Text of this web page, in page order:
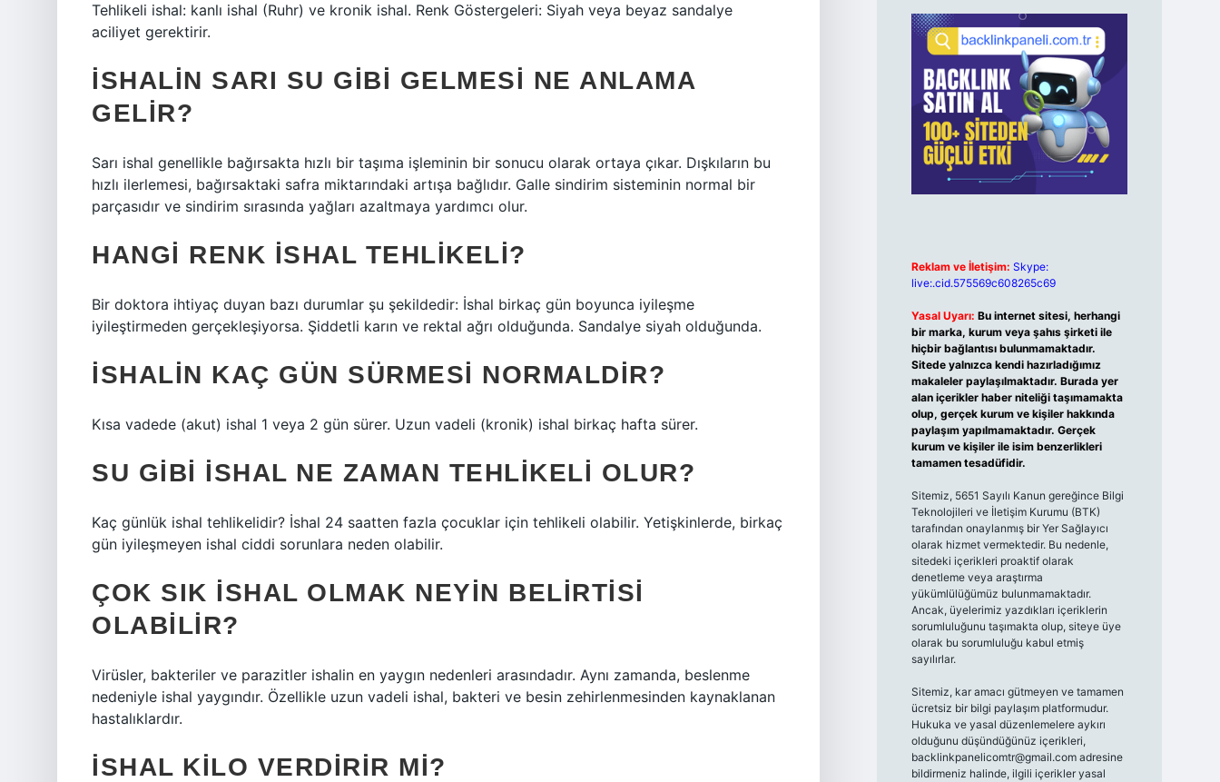
Tehlikeli ishal: kanlı ishal (Ruhr) ve kronik ishal. Renk Göstergeleri: Siyah veya beyaz sandalye
aciliyet gerektirir.
İSHALIN SARI SU GIBI GELMESI NE ANLAMA
GELIR?
Sarı ishal genellikle bağırsakta hızlı bir taşıma işleminin bir sonucu olarak ortaya çıkar. Dışkıların bu
hızlı ilerlemesi, bağırsaktaki safra miktarındaki artışa bağlıdır. Galle sindirim sisteminin normal bir
parçasıdır ve sindirim sırasında yağları azaltmaya yardımcı olur.
HANGI RENK ISHAL TEHLIKELI?
Bir doktora ihtiyaç duyan bazı durumlar şu şekildedir: İshal birkaç gün boyunca iyileşme
iyileştirmeden gerçekleşiyorsa. Şiddetli karın ve rektal ağrı olduğunda. Sandalye siyah olduğunda.
İSHALIN KAÇ GÜN SÜRMESI NORMALDIR?
Kısa vadede (akut) ishal 1 veya 2 gün sürer. Uzun vadeli (kronik) ishal birkaç hafta sürer.
SU GIBI ISHAL NE ZAMAN TEHLIKELI OLUR?
Kaç günlük ishal tehlikelidir? İshal 24 saatten fazla çocuklar için tehlikeli olabilir. Yetişkinlerde, birkaç
gün iyileşmeyen ishal ciddi sorunlara neden olabilir.
ÇOK SIK ISHAL OLMAK NEYIN BELIRTISI
OLABILIR?
Virüsler, bakteriler ve parazitler ishalin en yaygın nedenleri arasındadır. Aynı zamanda, beslenme
nedeniyle ishal yaygındır. Özellikle uzun vadeli ishal, bakteri ve besin zehirlenmesinden kaynaklanan
hastalıklardır.
İSHAL KILO VERDIRIR MI?
Reklam ve İletişim: Skype:
live:.cid.575569c608265c69
Yasal Uyarı: Bu internet sitesi, herhangi
bir marka, kurum veya şahıs şirketi ile
hiçbir bağlantısı bulunmamaktadır.
Sitede yalnızca kendi hazırladığımız
makaleler paylaşılmaktadır. Burada yer
alan içerikler haber niteliği taşımamakta
olup, gerçek kurum ve kişiler hakkında
paylaşım yapılmamaktadır. Gerçek
kurum ve kişiler ile isim benzerlikleri
tamamen tesadüfidir.
Sitemiz, 5651 Sayılı Kanun gereğince Bilgi
Teknolojileri ve İletişim Kurumu (BTK)
tarafından onaylanmış bir Yer Sağlayıcı
olarak hizmet vermektedir. Bu nedenle,
sitedeki içerikleri proaktif olarak
denetleme veya araştırma
yükümlülüğümüz bulunmamaktadır.
Ancak, üyelerimiz yazdıkları içeriklerin
sorumluluğunu taşımakta olup, siteye üye
olarak bu sorumluluğu kabul etmiş
sayılırlar.
Sitemiz, kar amacı gütmeyen ve tamamen
ücretsiz bir bilgi paylaşım platformudur.
Hukuka ve yasal düzenlemelere aykırı
olduğunu düşündüğünüz içerikleri,
backlinkpanelicomtr@gmail.comadresine
bildirmeniz halinde, ilgili içerikler yasal